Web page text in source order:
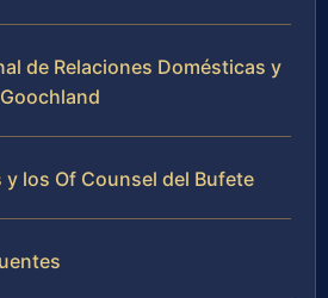
de Relaciones Domésticas y
y los Of Counsel del Bufete